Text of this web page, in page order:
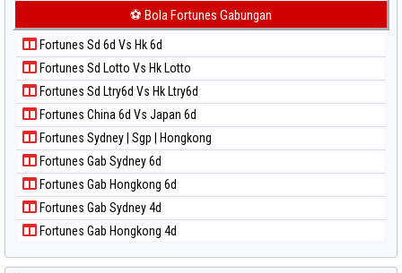
Paito Harian Korea
Paito Harian Kuda Lari
Paito Harian Magnum Cambodia
Paito Harian Nagoya
Paito Harian New York Midday
Paito Harian North Carolina Day
Paito Harian Pcso
Paito Harian Pennsylvania Day
Paito Harian Sao Paulo
Paito Harian Singapore
Paito Harian Sydney
Paito Harian Sydney Lottery
⚽ Bola Fortunes Gabungan
Fortunes Sd 6d Vs Hk 6d
Fortunes Sd Lotto Vs Hk Lotto
Fortunes Sd Ltry6d Vs Hk Ltry6d
Fortunes China 6d Vs Japan 6d
Fortunes Sydney | Sgp | Hongkong
Fortunes Gab Sydney 6d
Fortunes Gab Hongkong 6d
Fortunes Gab Sydney 4d
Fortunes Gab Hongkong 4d